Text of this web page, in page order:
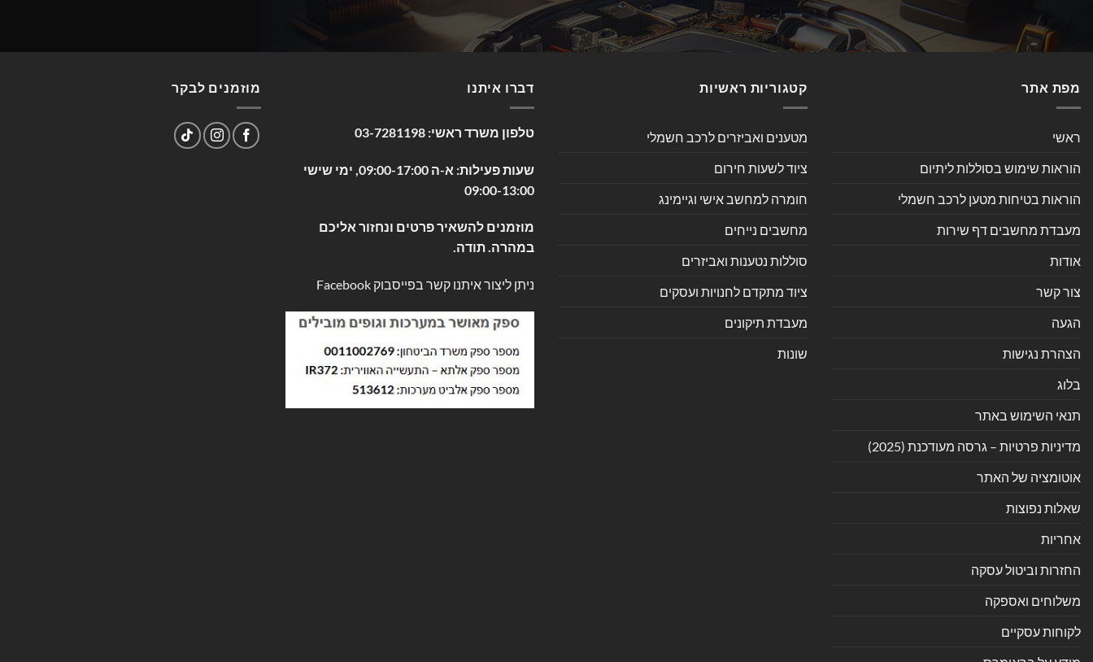
מפת אתר
ראשי
הוראות שימוש בסוללות ליתיום
הוראות בטיחות מטען לרכב חשמלי
מעבדת מחשבים דף שירות
אודות
צור קשר
הגעה
הצהרת נגישות
בלוג
תנאי השימוש באתר
מדיניות פרטיות – גרסה מעודכנת (2025)
אוטומציה של האתר
שאלות נפוצות
אחריות
החזרות וביטול עסקה
משלוחים ואספקה
לקוחות עסקיים
קטגוריות ראשיות
מטענים ואביזרים לרכב חשמלי
ציוד לשעות חירום
חומרה למחשב אישי וגיימינג
מחשבים נייחים
סוללות נטענות ואביזרים
ציוד מתקדם לחנויות ועסקים
מעבדת תיקונים
שונות
דברו איתנו
טלפון משרד ראשי: 03-7281198
שעות פעילות: א-ה 09:00-17:00, ימי שישי
09:00-13:00
מוזמנים להשאיר פרטים ונחזור אליכם
במהרה. תודה.
ניתן ליצור איתנו קשר בפייסבוק Facebook
מוזמנים לבקר